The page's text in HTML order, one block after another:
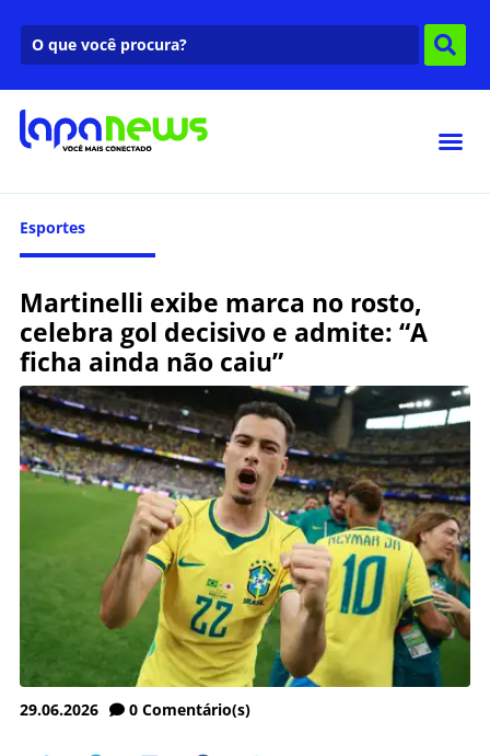
Esportes
Martinelli exibe marca no rosto,
celebra gol decisivo e admite: “A
ficha ainda não caiu”
29.06.2026 0 Comentário(s)